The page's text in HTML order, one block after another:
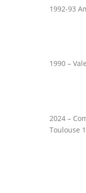
1992-93
1990 –
2024 –
Toulouse